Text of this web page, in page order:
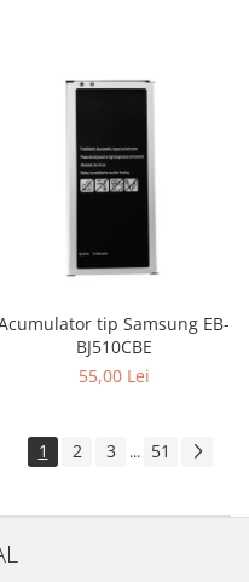
tip Samsung EB-
BJ510CBE
55,00 Lei
1 2 3 ... 51